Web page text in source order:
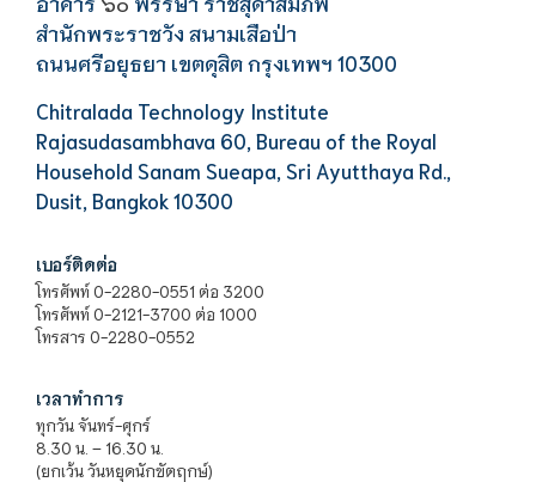
สำนักพระราชวัง สนามเสือป่า
ถนนศรีอยุธยา เขตดุสิต กรุงเทพฯ 10300
Chitralada Technology Institute
Rajasudasambhava 60, Bureau of the Royal
Household Sanam Sueapa, Sri Ayutthaya Rd.,
Dusit, Bangkok 10300
เบอร์ติดต่อ
โทรศัพท์ 0-2280-0551 ต่อ 3200
โทรศัพท์ 0-2121-3700 ต่อ 1000
โทรสาร 0-2280-0552
เวลาทำการ
ทุกวัน จันทร์-ศุกร์
8.30 น. – 16.30 น.
(ยกเว้น วันหยุดนักขัตฤกษ์)